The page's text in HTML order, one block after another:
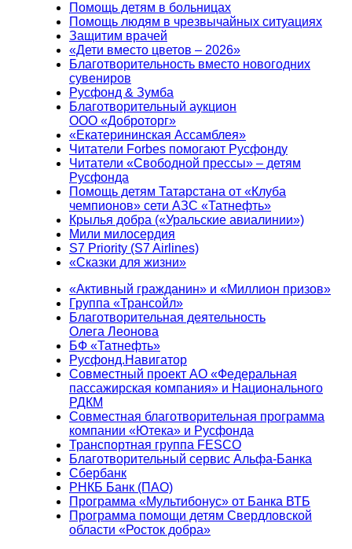
Помощь детям в больницах
Помощь людям в чрезвычайных ситуациях
Защитим врачей
«Дети вместо цветов – 2026»
Благотворительность вместо новогодних
сувениров
Русфонд & Зумба
Благотворительный аукцион
ООО «Доброторг»
«Екатерининская Ассамблея»
Читатели Forbes помогают Русфонду
Читатели «Свободной прессы» – детям
Русфонда
Помощь детям Татарстана от «Клуба
чемпионов» сети АЗС «Татнефть»
Крылья добра («Уральские авиалинии»)
Мили милосердия
S7 Priority (S7 Airlines)
«Сказки для жизни»
«Активный гражданин» и «Миллион призов»
Группа «Трансойл»
Благотворительная деятельность
Олега Леонова
БФ «Татнефть»
Русфонд.Навигатор
Совместный проект АО «Федеральная
пассажирская компания» и Национального
РДКМ
Совместная благотворительная программа
компании «Ютека» и Русфонда
Транспортная группа FESCO
Благотворительный сервис Альфа-Банка
Сбербанк
РНКБ Банк (ПАО)
Программа «Мультибонус» от Банка ВТБ
Программа помощи детям Свердловской
области «Росток добра»